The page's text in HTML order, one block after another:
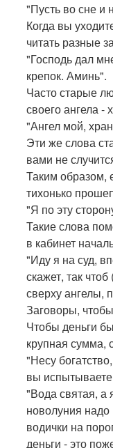
"Пусть во сне и
Когда вы
читать разные
"Господь дал
крепок. Аминь".
Часто старые
своего ангела -
"Ангел мой,
Эти же слова
вами не
Таким образом,
тихонько
"Я по эту
Такие слова
в кабинет
"Иду я на суд,
скажет, так
сверху ангелы,
Заговоры,
Чтобы деньги
крупная сумма,
"Несу
вы испытываете
"Вода святая, а
новолуния надо
водички на
деньги - это